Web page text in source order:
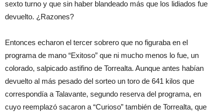
sexto turno y que sin haber blandeado más que los lidiados fue
devuelto. ¿Razones?
Entonces echaron el tercer sobrero que no figuraba en el
programa de mano “Exitoso” que ni mucho menos lo fue, un
colorado, salpicado astifino de Torrealta. Aunque antes habían
devuelto al más pesado del sorteo un toro de 641 kilos que
correspondía a Talavante, segundo reserva del programa, en
cuyo reemplazó sacaron a “Curioso” también de Torrealta, que